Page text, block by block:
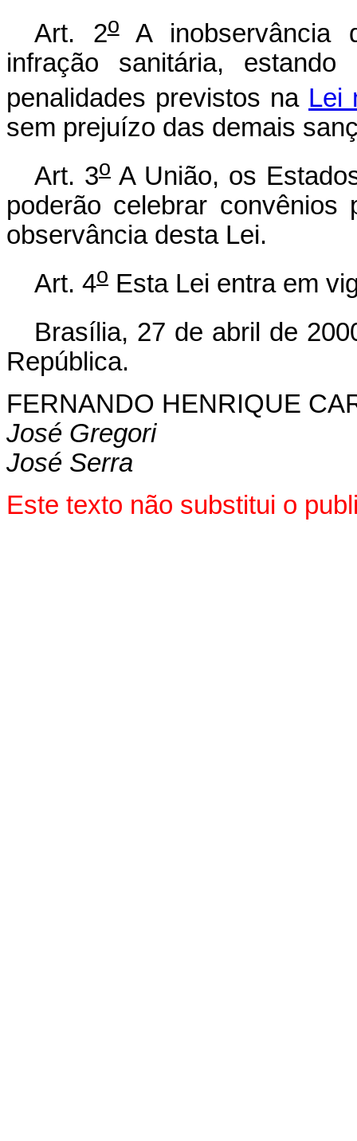
Art. 2oA inobservância
infração sanitária,
penalidades previstos na Lei
sem prejuízo das demais
Art. 3oA União, os
poderão celebrar
observância desta Lei.
Art. 4o Esta Lei entra em
Brasília, 27 de abril de
República.
FERNANDO HENRIQUE
José Gregori
José Serra
Este texto não substitui o